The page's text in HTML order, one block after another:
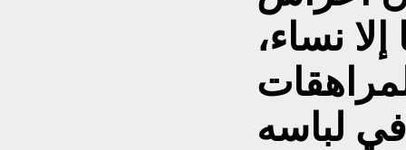
نساء،
لباسه